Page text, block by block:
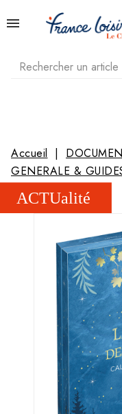
Accueil
GENERALE &